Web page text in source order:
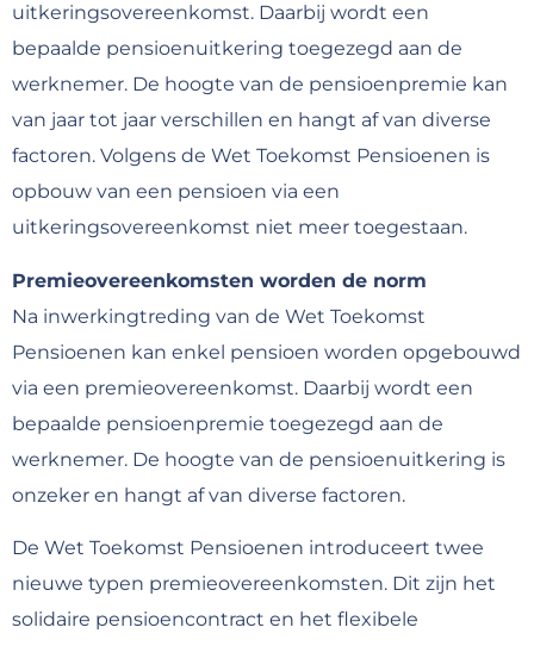
uitkeringsovereenkomst. Daarbij wordt een
bepaalde pensioenuitkering toegezegd aan de
werknemer. De hoogte van de pensioenpremie kan
van jaar tot jaar verschillen en hangt af van diverse
factoren. Volgens de Wet Toekomst Pensioenen is
opbouw van een pensioen via een
uitkeringsovereenkomst niet meer toegestaan.
Premieovereenkomsten worden de norm
Na inwerkingtreding van de Wet Toekomst
Pensioenen kan enkel pensioen worden opgebouwd
via een premieovereenkomst. Daarbij wordt een
bepaalde pensioenpremie toegezegd aan de
werknemer. De hoogte van de pensioenuitkering is
onzeker en hangt af van diverse factoren.
De Wet Toekomst Pensioenen introduceert twee
nieuwe typen premieovereenkomsten. Dit zijn het
solidaire pensioencontract en het flexibele